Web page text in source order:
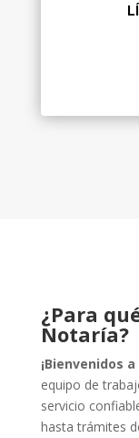
¿Para
Notaría?
¡Bienvenidos
equipo de
servicio
hasta trámites